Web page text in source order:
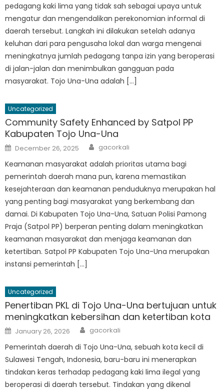
pedagang kaki lima yang tidak sah sebagai upaya untuk
mengatur dan mengendalikan perekonomian informal di
daerah tersebut. Langkah ini dilakukan setelah adanya
keluhan dari para pengusaha lokal dan warga mengenai
meningkatnya jumlah pedagang tanpa izin yang beroperasi
di jalan-jalan dan menimbulkan gangguan pada
masyarakat. Tojo Una-Una adalah […]
Uncategorized
Community Safety Enhanced by Satpol PP
Kabupaten Tojo Una-Una
Posted
on
December 26, 2025 Author
gacorkali
Keamanan masyarakat adalah prioritas utama bagi
pemerintah daerah mana pun, karena memastikan
kesejahteraan dan keamanan penduduknya merupakan hal
yang penting bagi masyarakat yang berkembang dan
damai. Di Kabupaten Tojo Una-Una, Satuan Polisi Pamong
Praja (Satpol PP) berperan penting dalam meningkatkan
keamanan masyarakat dan menjaga keamanan dan
ketertiban. Satpol PP Kabupaten Tojo Una-Una merupakan
instansi pemerintah […]
Uncategorized
Penertiban PKL di Tojo Una-Una bertujuan untuk
meningkatkan kebersihan dan ketertiban kota
Posted
on
January 26, 2026 Author
gacorkali
Pemerintah daerah di Tojo Una-Una, sebuah kota kecil di
Sulawesi Tengah, Indonesia, baru-baru ini menerapkan
tindakan keras terhadap pedagang kaki lima ilegal yang
beroperasi di daerah tersebut. Tindakan yang dikenal